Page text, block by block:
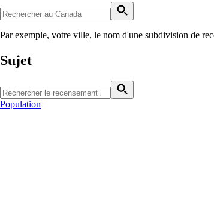
Par exemple, votre ville, le nom d'une subdivision de
Sujet
Population